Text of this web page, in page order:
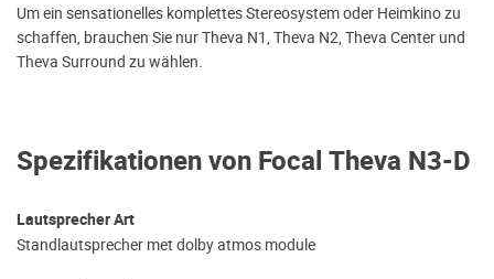
Spezifikationen von Focal Theva N3-D
Lautsprecher Art
Standlautsprecher met dolby atmos module
Um ein sensationelles komplettes Stereosystem oder Heimkino zu
schaffen, brauchen Sie nur Theva N1, Theva N2, Theva Center und
Theva Surround zu wählen.